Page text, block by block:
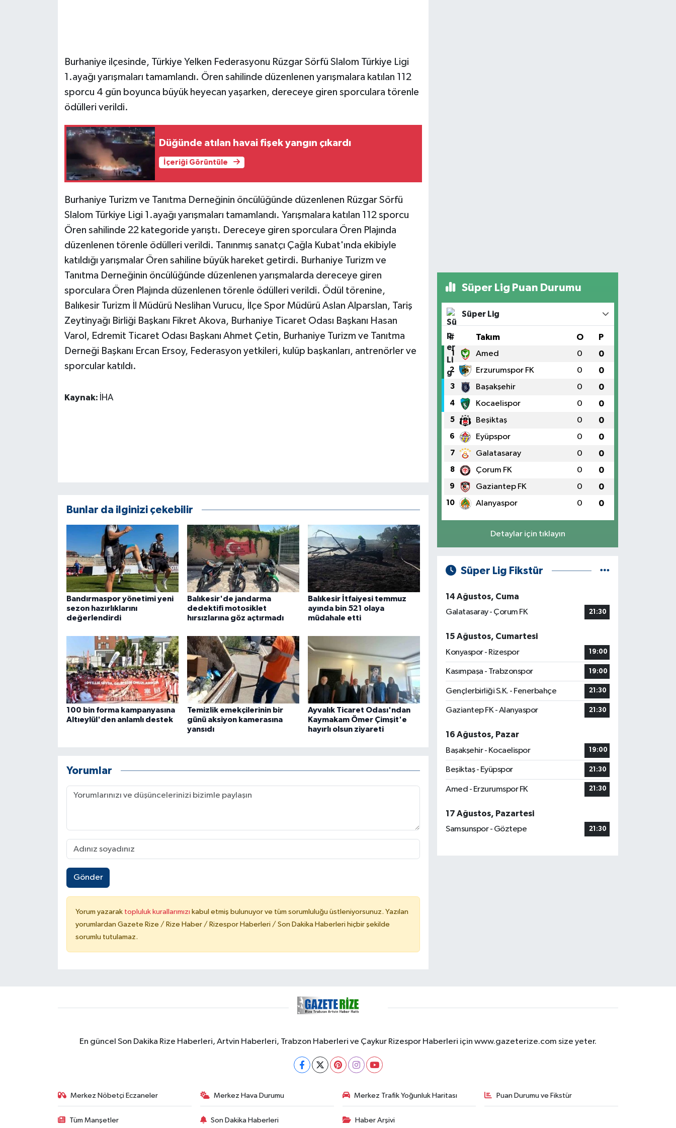
Burhaniye ilçesinde, Türkiye Yelken Federasyonu Rüzgar Sörfü Slalom Türkiye Ligi
1.ayağı yarışmaları tamamlandı. Ören sahilinde düzenlenen yarışmalara katılan 112
sporcu 4 gün boyunca büyük heyecan yaşarken, dereceye giren sporculara törenle
ödülleri verildi.
Düğünde atılan havai fişek yangın çıkardı
İçeriği Görüntüle
Burhaniye Turizm ve Tanıtma Derneğinin öncülüğünde düzenlenen Rüzgar Sörfü
Slalom Türkiye Ligi 1.ayağı yarışmaları tamamlandı. Yarışmalara katılan 112 sporcu
Ören sahilinde 22 kategoride yarıştı. Dereceye giren sporculara Ören Plajında
düzenlenen törenle ödülleri verildi. Tanınmış sanatçı Çağla Kubat'ında ekibiyle
katıldığı yarışmalar Ören sahiline büyük hareket getirdi. Burhaniye Turizm ve
Tanıtma Derneğinin öncülüğünde düzenlenen yarışmalarda dereceye giren
sporculara Ören Plajında düzenlenen törenle ödülleri verildi. Ödül törenine,
Balıkesir Turizm İl Müdürü Neslihan Vurucu, İlçe Spor Müdürü Aslan Alparslan, Tariş
Zeytinyağı Birliği Başkanı Fikret Akova, Burhaniye Ticaret Odası Başkanı Hasan
Varol, Edremit Ticaret Odası Başkanı Ahmet Çetin, Burhaniye Turizm ve Tanıtma
Derneği Başkanı Ercan Ersoy, Federasyon yetkileri, kulüp başkanları, antrenörler ve
sporcular katıldı.
Kaynak: İHA
Bunlar da ilginizi çekebilir
Bandırmaspor yönetimi yeni
sezon hazırlıklarını
değerlendirdi
Balıkesir'de jandarma
dedektifi motosiklet
hırsızlarına göz açtırmadı
Balıkesir İtfaiyesi temmuz
ayında bin 521 olaya
müdahale etti
100 bin forma kampanyasına
Altıeylül'den anlamlı destek
Temizlik emekçilerinin bir
günü aksiyon kamerasına
yansıdı
Ayvalık Ticaret Odası'ndan
Kaymakam Ömer Çimşit'e
hayırlı olsun ziyareti
Yorumlar
Gönder
Yorum yazarak topluluk kurallarımızı kabul etmiş bulunuyor ve tüm sorumluluğu üstleniyorsunuz. Yazılan
yorumlardan Gazete Rize / Rize Haber / Rizespor Haberleri / Son Dakika Haberleri hiçbir şekilde
sorumlu tutulamaz.
Süper Lig Puan Durumu
Süper Lig
# Takım O P
1 Amed 0 0
2 Erzurumspor FK 0 0
3 Başakşehir 0 0
4 Kocaelispor 0 0
5 Beşiktaş 0 0
6 Eyüpspor 0 0
7 Galatasaray 0 0
8 Çorum FK 0 0
9 Gaziantep FK 0 0
10 Alanyaspor 0 0
Detaylar için tıklayın
Süper Lig Fikstür
14 Ağustos, Cuma
Galatasaray - Çorum FK
21:30
15 Ağustos, Cumartesi
Konyaspor - Rizespor
19:00
Kasımpaşa - Trabzonspor 19:00
Gençlerbirliği S.K. - Fenerbahçe 21:30
Gaziantep FK - Alanyaspor 21:30
16 Ağustos, Pazar
Başakşehir - Kocaelispor
19:00
Beşiktaş - Eyüpspor 21:30
Amed - Erzurumspor FK 21:30
17 Ağustos, Pazartesi
Samsunspor - Göztepe
21:30
En güncel Son Dakika Rize Haberleri, Artvin Haberleri, Trabzon Haberleri ve Çaykur Rizespor Haberleri için www.gazeterize.com size yeter.
Merkez Nöbetçi Eczaneler Merkez Hava Durumu Merkez Trafik Yoğunluk Haritası Puan Durumu ve Fikstür
Tüm Manşetler Son Dakika Haberleri Haber Arşivi
KÜLTÜR SANAT
MAGAZİN
Otomobil
POLİTİKA